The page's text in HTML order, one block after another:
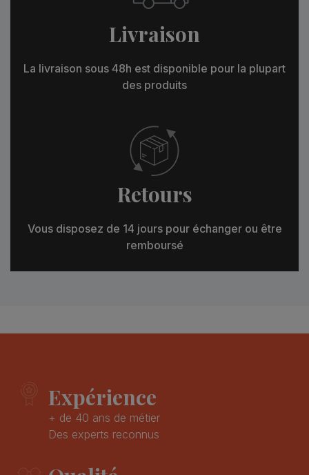
Livraison
La livraison sous 48h est disponible pour la plupart
des produits
Retours
Vous disposez de 14 jours pour échanger ou être
remboursé
Expérience
+ de 40 ans de métier
Des experts reconnus